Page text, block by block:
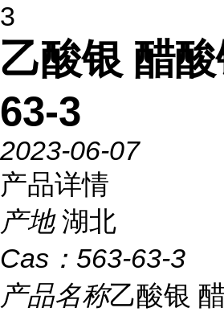
3
乙酸银 醋
63-3
2023-06-07
产品详情
产地 湖北
Cas： 563-63-3
产品名称乙酸银